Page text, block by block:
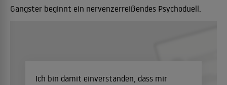
Gangster beginnt ein nervenzerreißendes Psychoduell.
Ich bin damit einverstanden, dass mir